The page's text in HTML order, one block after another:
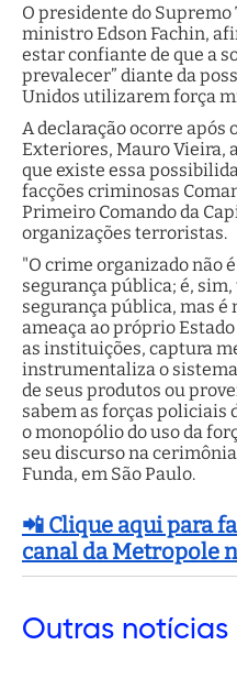
O presidente do Supremo
ministro Edson Fachin,
estar confiante de que a
prevalecer” diante da
Unidos utilizarem força
A declaração ocorre após
Exteriores, Mauro Vieira,
que existe essa
facções criminosas
Primeiro Comando da
organizações terroristas.
"O crime organizado não
segurança pública; é,
segurança pública, mas é
ameaça ao próprio
as instituições, captura
instrumentaliza o
de seus produtos ou
sabem as forças policiais
o monopólio do uso da
seu discurso na
Funda, em São Paulo.
📲 Clique aqui para
canal da Metropole
Outras notícias